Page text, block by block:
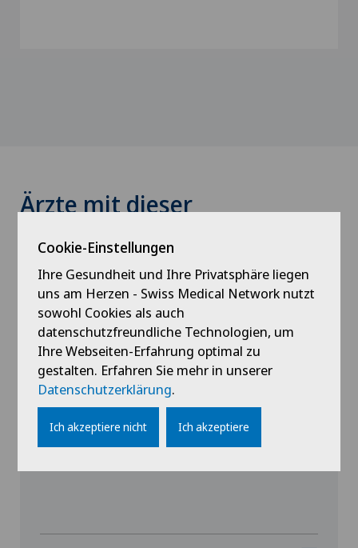
Ärzte mit dieser
Hôpital de Saint-Imier
Dr. med. Patryk Radomski
Spezialisierung
Gynäkologie,
Cookie-Einstellungen
Ihre Gesundheit und Ihre Privatsphäre liegen
uns am Herzen - Swiss Medical Network nutzt
sowohl Cookies als auch
datenschutzfreundliche Technologien, um
Ihre Webseiten-Erfahrung optimal zu
gestalten. Erfahren Sie mehr in unserer
Datenschutzerklärung.
Ich akzeptiere nicht Ich akzeptiere